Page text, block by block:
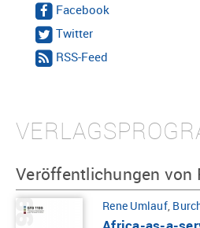
Facebook
Twitter
RSS-Feed
Veröffentlichungen von
Rene Umlauf,